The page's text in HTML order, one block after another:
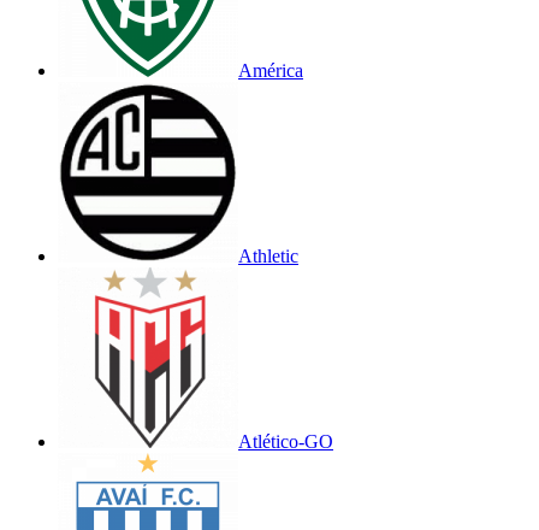
América
Athletic
Atlético-GO